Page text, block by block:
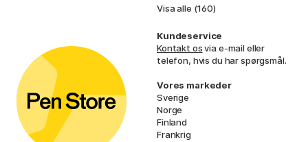
Visa alle (160)
Kundeservice
Kontakt osvia e-mail eller
telefon, hvis du har spørgsmål.
Vores markeder
Sverige
Norge
Finland
Frankrig